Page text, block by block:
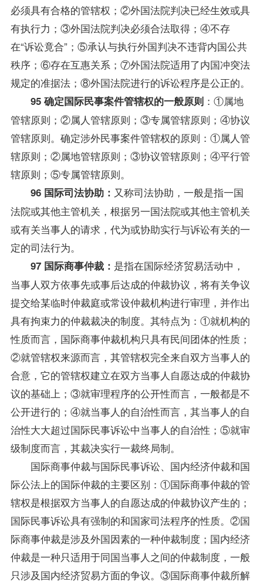
必须具有合格的管辖权；②外国法院判决已经生效或具
有执行力；③外国法院判决必须合法取得；④不存
在“诉讼竟合”；⑤承认与执行外国判决不违背内国公共
秩序；⑥存在互惠关系；⑦外国法院适用了内国冲突法
规定的准据法；⑧外国法院进行的诉讼程序是公正的。
95 确定国际民事案件管辖权的一般原则：①属地
管辖原则；②属人管辖原则；③专属管辖原则；④协议
管辖原则。确定涉外民事案件管辖权的原则：①属人管
辖原则；②属地管辖原则；③协议管辖原则；④平行管
辖原则；⑤专属管辖原则。
96 国际司法协助： 又称司法协助，一般是指一国
法院或其他主管机关，根据另一国法院或其他主管机关
或有关当事人的请求，代为或协助实行与诉讼有关的一
定的司法行为。
97 国际商事仲裁： 是指在国际经济贸易活动中，
当事人双方依事先或事后达成的仲裁协议，将有关争议
提交给某临时仲裁庭或常设仲裁机构进行审理，并作出
具有拘束力的仲裁裁决的制度。其特点为：①就机构的
性质而言，国际商事仲裁机构只具有民间团体的性质；
②就管辖权来源而言，其管辖权完全来自双方当事人的
合意，它的管辖权建立在双方当事人自愿达成的仲裁协
议的基础上；③就审理程序的公开性而言，一般都是不
公开进行的；④就当事人的自治性而言，其当事人的自
治性大大超过国际民事诉讼中当事人的自治性；⑤就审
级制度而言，其裁决实行一裁终局制。
国际商事仲裁与国际民事诉讼、国内经济仲裁和国
际公法上的国际仲裁的主要区别：①国际商事仲裁的管
辖权是根据双方当事人的自愿达成的仲裁协议产生的；
国际民事诉讼具有强制的和国家司法程序的性质。②国
际商事仲裁是涉及外国因素的一种仲裁制度；国内经济
仲裁是一种只适用于同国当事人之间的仲裁制度，一般
只涉及国内经济贸易方面的争议。③国际商事仲裁所解